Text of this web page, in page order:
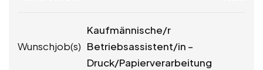
Wunschjob(s)
Kaufmännische/r
Betriebsassistent/in –
Druck/Papierverarbeitung